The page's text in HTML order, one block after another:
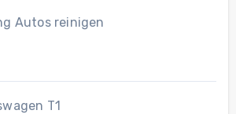
Autos reinigen
T1